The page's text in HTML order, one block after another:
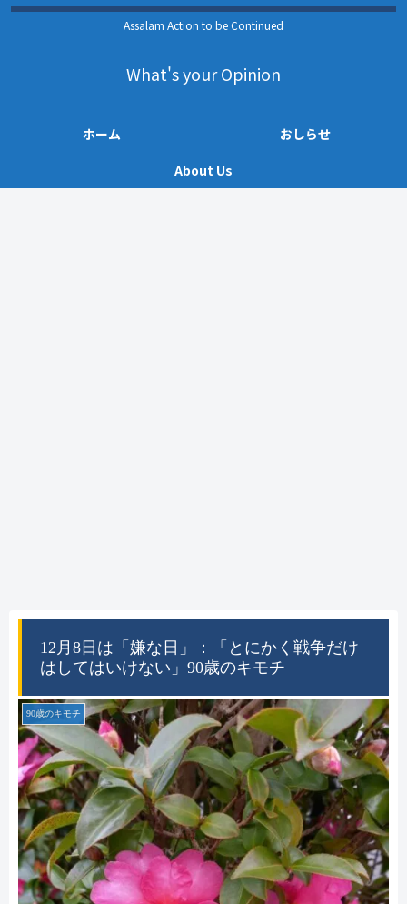
Assalam Action to be Continued
What's your Opinion
ホーム
おしらせ
About Us
12月8日は「嫌な日」：「とにかく戦争だけ
はしてはいけない」90歳のキモチ
90歳のキモチ